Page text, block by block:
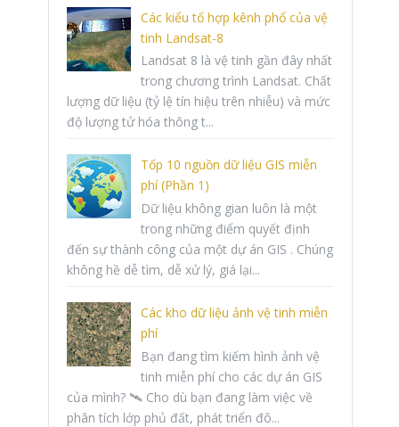
Các kiểu tổ hợp kênh phổ của vệ
tinh Landsat-8
Landsat 8 là vệ tinh gần đây nhất
trong chương trình Landsat. Chất
lượng dữ liệu (tỷ lệ tín hiệu trên nhiễu) và mức
độ lượng tử hóa thông t...
Tốp 10 nguồn dữ liệu GIS miễn
phí (Phần 1)
Dữ liệu không gian luôn là một
trong những điểm quyết định
đến sự thành công của một dự án GIS . Chúng
không hề dễ tìm, dễ xử lý, giá lại...
Các kho dữ liệu ảnh vệ tinh miễn
phí
Bạn đang tìm kiếm hình ảnh vệ
tinh miễn phí cho các dự án GIS
của mình? 🛰️ Cho dù bạn đang làm việc về
phân tích lớp phủ đất, phát triển đô...